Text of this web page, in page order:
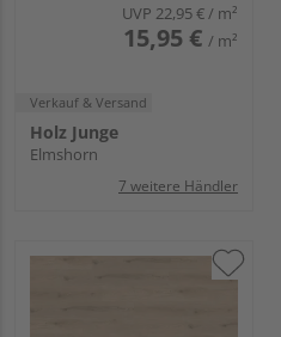
UVP 22,95 €/ m²
15,95 € / m²
Verkauf & Versand
Holz Junge
Elmshorn
7 weitere Händler